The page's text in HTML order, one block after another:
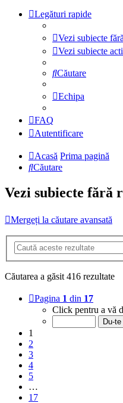
Legături rapide
Vezi subiecte
Vezi subiecte
Căutare
Echipa
FAQ
Autentificare
Acasă Prima pagină
Căutare
Vezi subiecte fără
Mergeți la căutare avansată
Căutarea a găsit 416 rezultate
Pagina 1 din 17
Click pentru a vă
1
2
3
4
5
…
17